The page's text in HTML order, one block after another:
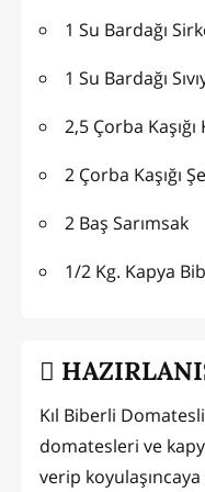
1 Su Bardağı
1 Su Bardağı
2,5 Çorba Kaşığı
2 Çorba Kaşığı
2 Baş Sarımsak
1/2 Kg. Kapya
Kıl Biberli
domatesleri ve
verip